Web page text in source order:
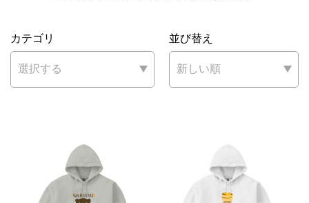
カテゴリ 並び替え